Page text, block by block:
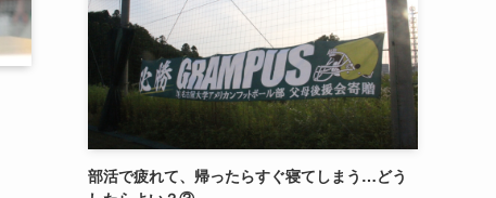
部活で疲れて、帰ったらすぐ寝てしまう…どう